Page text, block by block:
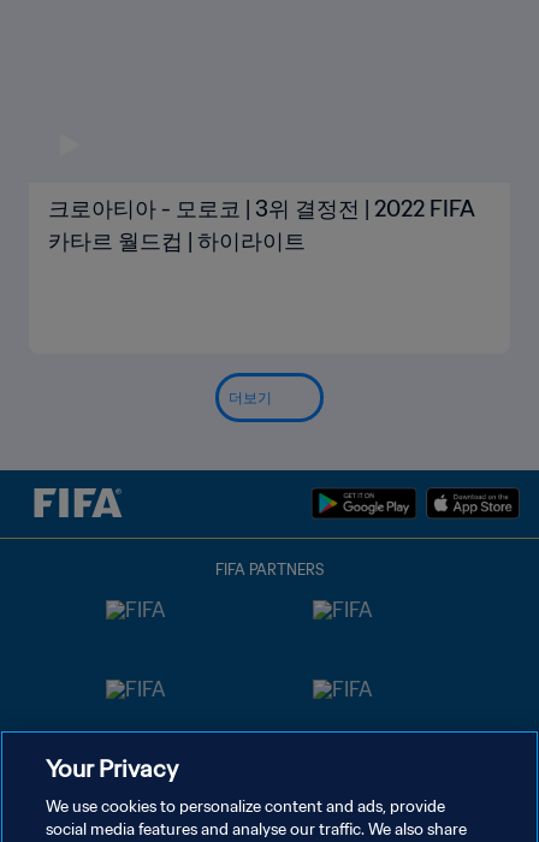
크로아티아 - 모로코 | 3위 결정전 | 2022 FIFA
카타르 월드컵 | 하이라이트
더보기
FIFA PARTNERS
Your Privacy
We use cookies to personalize content and ads, provide
social media features and analyse our traffic. We also share